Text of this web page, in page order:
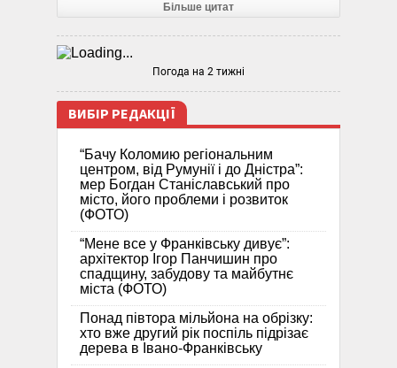
Більше цитат
Погода на 2 тижні
ВИБІР РЕДАКЦІЇ
“Бачу Коломию регіональним
центром, від Румунії і до Дністра”:
мер Богдан Станіславський про
місто, його проблеми і розвиток
(ФОТО)
“Мене все у Франківську дивує”:
архітектор Ігор Панчишин про
спадщину, забудову та майбутнє
міста (ФОТО)
Понад півтора мільйона на обрізку:
хто вже другий рік поспіль підрізає
дерева в Івано-Франківську